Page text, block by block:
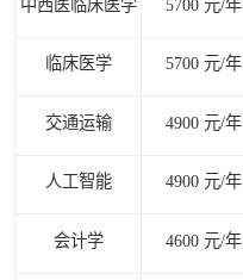
中西医临床医学 5700 元/年
临床医学 5700 元/年
交通运输 4900 元/年
人工智能 4900 元/年
会计学 4600 元/年